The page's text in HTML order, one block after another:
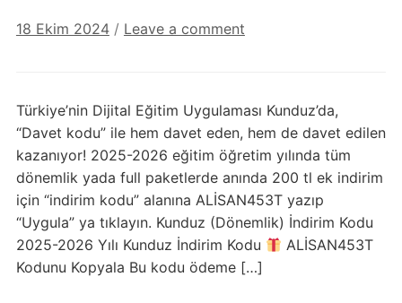
18 Ekim 2024 / Leave a comment
Türkiye’nin Dijital Eğitim Uygulaması Kunduz’da,
“Davet kodu” ile hem davet eden, hem de davet edilen
kazanıyor! 2025-2026 eğitim öğretim yılında tüm
dönemlik yada full paketlerde anında 200 tl ek indirim
için “indirim kodu” alanına ALİSAN453T yazıp
“Uygula” ya tıklayın. Kunduz (Dönemlik) İndirim Kodu
2025-2026 Yılı Kunduz İndirim Kodu
ALİSAN453T
Kodunu Kopyala Bu kodu ödeme […]